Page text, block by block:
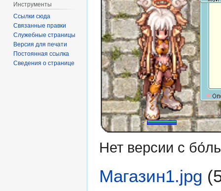
Нет версии с
Магазин1.jpg
Инструменты
Ссылки сюда
Связанные правки
Служебные страницы
Версия для печати
Постоянная ссылка
Сведения о странице